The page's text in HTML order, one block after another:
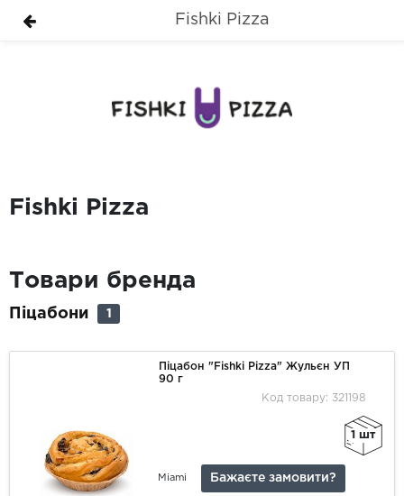
Fishki Pizza
Fishki Pizza
Товари бренда
Піцабони 1
Піцабон "Fishki Pizza" Жульєн УП
90 г
Код товару: 321198
1 шт
Miami Бажаєте замовити?